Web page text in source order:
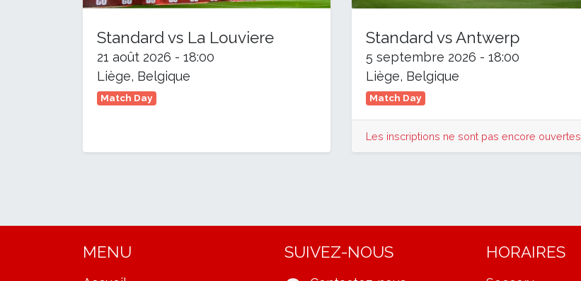
Standard vs La Louviere
21 août 2026 - 18:00
Liège, Belgique
Match Day
Standard vs Antwerp
5 septembre 2026 - 18:00
Liège, Belgique
Match Day
Les inscriptions ne sont pas encore ouvertes
MENU SUIVEZ-NOUS HORAIRES